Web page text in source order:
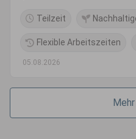
Teilzeit
Flexible Arbeitszeiten
05.08.2026